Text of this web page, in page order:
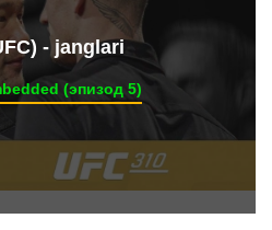
- janglari
(эпизод 5)